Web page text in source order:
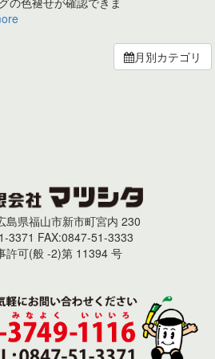
月別カテゴリ
島県福山市新市町宮内 230
3371 FAX:0847-51-3333
許可(般 -2)第 11394 号